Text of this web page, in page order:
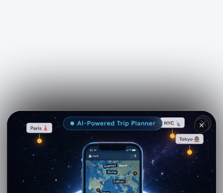
See more on Viator.com
Explore nearby · Caccamo
✕